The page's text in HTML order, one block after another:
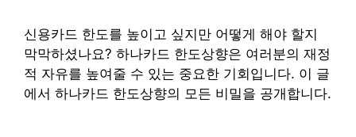
신용카드 한도를 높이고 싶지만 어떻게 해야 할지
막막하셨나요? 하나카드 한도상향은 여러분의 재정
적 자유를 높여줄 수 있는 중요한 기회입니다. 이 글
에서 하나카드 한도상향의 모든 비밀을 공개합니다.